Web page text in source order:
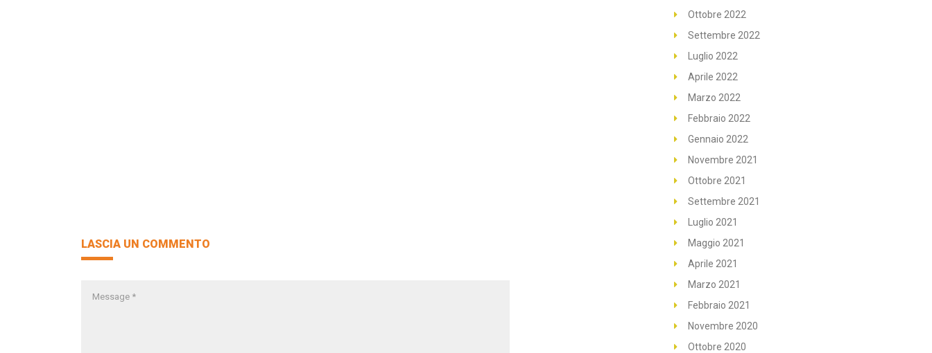
LASCIA UN COMMENTO
Ottobre 2022
Settembre 2022
Luglio 2022
Aprile 2022
Marzo 2022
Febbraio 2022
Gennaio 2022
Novembre 2021
Ottobre 2021
Settembre 2021
Luglio 2021
Maggio 2021
Aprile 2021
Marzo 2021
Febbraio 2021
Novembre 2020
Ottobre 2020